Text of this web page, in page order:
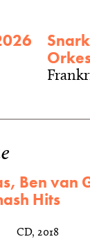
Ben van
Hits
CD, 2018